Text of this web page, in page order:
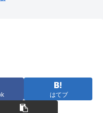
はてブ